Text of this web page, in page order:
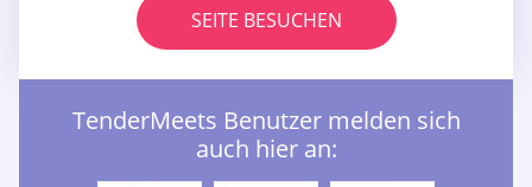
SEITE BESUCHEN
TenderMeets Benutzer melden sich
auch hier an: